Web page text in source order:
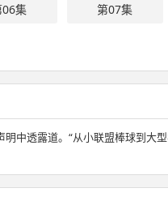
06集 第07集
中透露道。“从小联盟棒球到大